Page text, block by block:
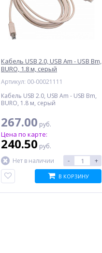
Кабель USB 2.0, USB Am - USB Bm,
BURO, 1.8 м, серый
Артикул: 00-00021111
Кабель USB 2.0, USB Am - USB Bm,
BURO, 1.8 м, серый
267.00 руб.
Цена по карте:
240.50 руб.
Нет в наличии
- +
В КОРЗИНУ